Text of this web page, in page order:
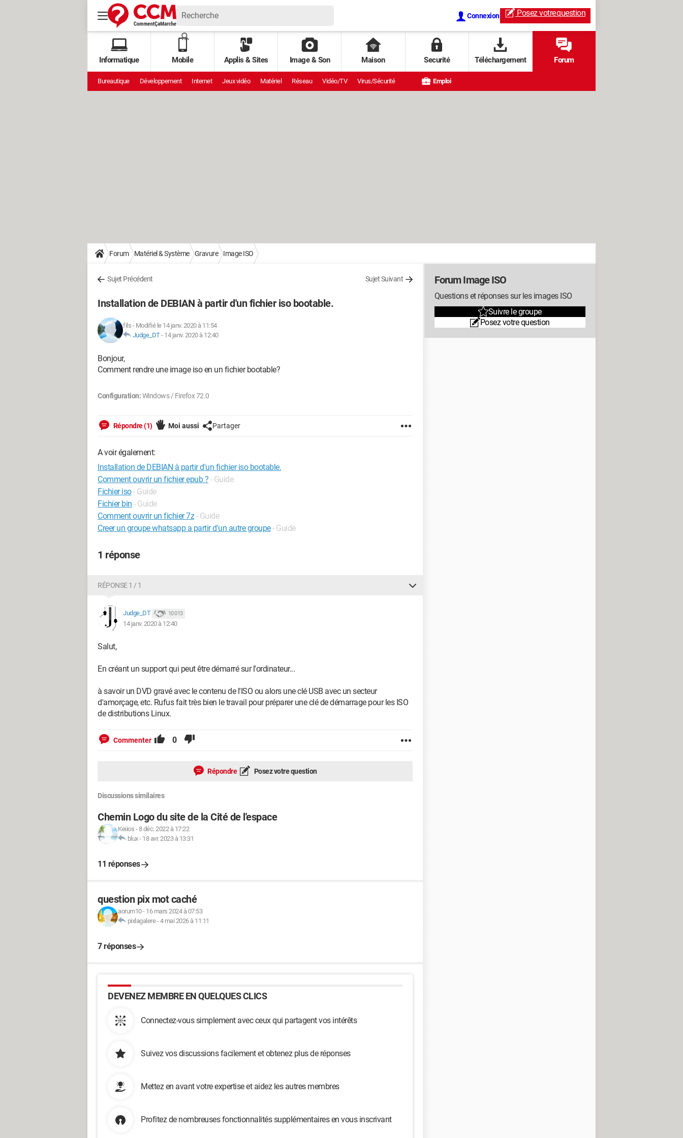
Connexion Posez votrequestion
Informatique Mobile Applis & Sites Image & Son Maison Securité Téléchargement Forum
Bureautique Développement Internet Jeux vidéo Matériel Réseau Vidéo/TV Virus/Sécurité Emploi
Forum Matériel & Système Gravure Image ISO
Sujet Précédent Sujet Suivant
Installation de DEBIAN à partir d'un fichier iso bootable.
fils - Modifié le 14 janv. 2020 à 11:54
Judge_DT- 14 janv. 2020 à 12:40
Bonjour,
Comment rendre une image iso en un fichier bootable?
Configuration:Windows / Firefox 72.0
Répondre (1) Moi aussi Partager
A voir également:
Installation de DEBIAN à partir d'un fichier iso bootable.
Comment ouvrir un fichier epub ? - Guide
Fichier iso- Guide
Fichier bin - Guide
Comment ouvrir un fichier 7z - Guide
Creer un groupe whatsapp a partir d'un autre groupe- Guide
1 réponse
RÉPONSE 1 / 1
Judge_DT 10 013
14 janv. 2020 à 12:40
Salut,
En créant un support qui peut être démarré sur l'ordinateur...
à savoir un DVD gravé avec le contenu de l'ISO ou alors une clé USB avec un secteur
d'amorçage, etc. Rufus fait très bien le travail pour préparer une clé de démarrage pour les ISO
de distributions Linux.
Commenter 0
Répondre Posez votre question
Discussions similaires
Chemin Logo du site de la Cité de l'espace
Keiios -8 déc. 2022 à 17:22
blux- 18 avr. 2023 à 13:31
11 réponses
question pix mot caché
aorum10- 16 mars 2024 à 07:53
pixlagalere-4 mai 2026 à 11:11
7 réponses
DEVENEZ MEMBRE EN QUELQUES CLICS
Connectez-vous simplement avec ceux qui partagent vos intérêts
Suivez vos discussions facilement et obtenez plus de réponses
Mettez en avant votre expertise et aidez les autres membres
Profitez de nombreuses fonctionnalités supplémentaires en vous inscrivant
Forum Image ISO
Questions et réponses sur les images ISO
Suivre le groupe
Posez votre question